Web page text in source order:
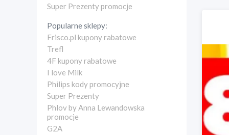
Super Prezenty promocje
Popularne sklepy:
Frisco.pl kupony rabatowe
Trefl
4F kupony rabatowe
I love Milk
Philips kody promocyjne
Super Prezenty
Phlov by Anna Lewandowska
promocje
G2A